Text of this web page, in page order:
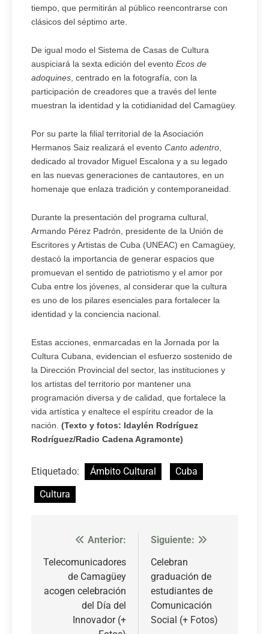
tiempo, que permitirán al público reencontrarse con
clásicos del séptimo arte.
De igual modo el Sistema de Casas de Cultura
auspiciará la sexta edición del evento Ecos de
adoquines, centrado en la fotografía, con la
participación de creadores que a través del lente
muestran la identidad y la cotidianidad del Camagüey.
Por su parte la filial territorial de la Asociación
Hermanos Saiz realizará el evento Canto adentro,
dedicado al trovador Miguel Escalona y a su legado
en las nuevas generaciones de cantautores, en un
homenaje que enlaza tradición y contemporaneidad.
Durante la presentación del programa cultural,
Armando Pérez Padrón, presidente de la Unión de
Escritores y Artistas de Cuba (UNEAC) en Camagüey,
destacó la importancia de generar espacios que
promuevan el sentido de patriotismo y el amor por
Cuba entre los jóvenes, al considerar que la cultura
es uno de los pilares esenciales para fortalecer la
identidad y la conciencia nacional.
Estas acciones, enmarcadas en la Jornada por la
Cultura Cubana, evidencian el esfuerzo sostenido de
la Dirección Provincial del sector, las instituciones y
los artistas del territorio por mantener una
programación diversa y de calidad, que fortalece la
vida artística y enaltece el espíritu creador de la
nación. (Texto y fotos: Idaylén Rodríguez
Rodríguez/Radio Cadena Agramonte)
Etiquetado: Ámbito Cultural
Cuba
Cultura
Navegación
de
entradas
Anterior:
Telecomunicadores
de Camagüey
acogen celebración
del Día del
Innovador (+
Siguiente:
Celebran
graduación de
estudiantes de
Comunicación
Social (+ Fotos)